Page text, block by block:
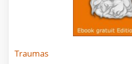
Traumas